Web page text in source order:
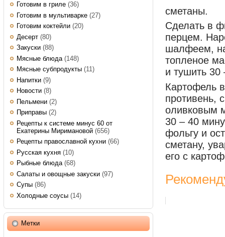
Готовим в гриле (36)
Готовим в мультиварке (27)
Готовим коктейли (20)
Десерт (80)
Закуски (88)
Мясные блюда (148)
Мясные субпродукты (11)
Напитки (9)
Новости (8)
Пельмени (2)
Приправы (2)
Рецепты к системе минус 60 от
Екатерины Миримановой (656)
Рецепты православной кухни (66)
Русская кухня (10)
Рыбные блюда(68)
Салаты и овощные закуски (97)
Супы (86)
Холодные соусы (14)
Метки
сметаны.
Сделать в
перцем.
шалфеем,
топленое
и тушить 30
Картофель
противень,
оливковым
30 – 40
фольгу и
сметану,
его с